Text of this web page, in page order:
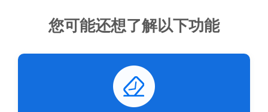
您可能还想了解以下功能